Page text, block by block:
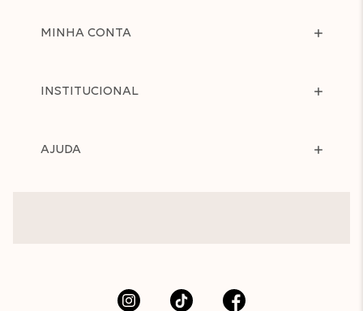
MINHA CONTA
INSTITUCIONAL
AJUDA